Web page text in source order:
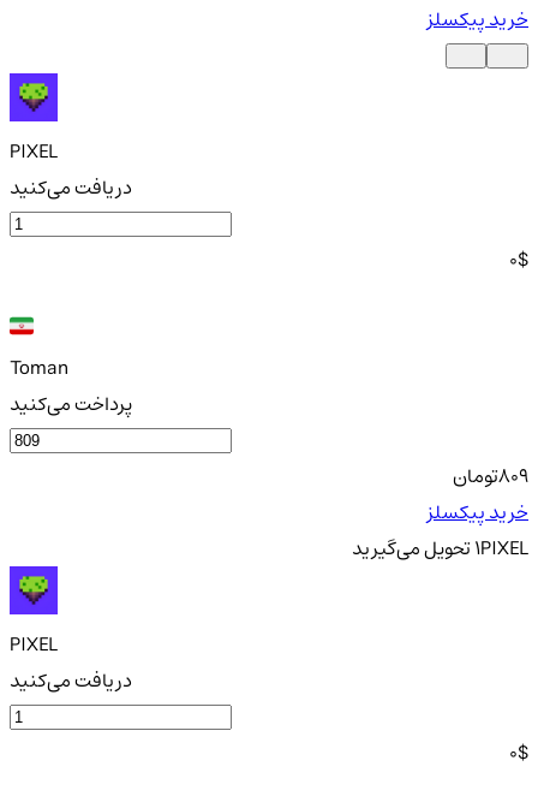
خرید پیکسلز
PIXEL
دریافت می‌کنید
0$
Toman
پرداخت می‌کنید
809تومان
خرید پیکسلز
1PIXELتحویلمی‌گیرید
PIXEL
دریافت می‌کنید
0$